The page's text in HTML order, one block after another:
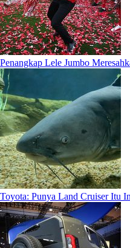
Penangkap Lele Jumbo
Toyota: Punya Land Cruiser Itu